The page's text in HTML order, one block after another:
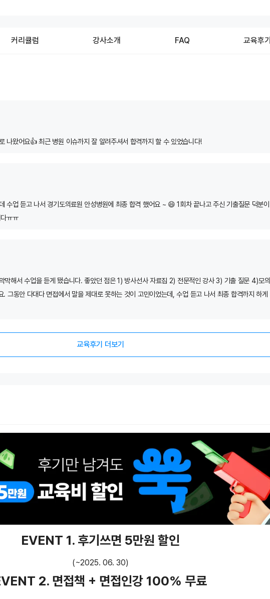
커리큘럼 강사소개 FAQ 교육후기
나왔어요👍 최근 병원 이슈까지 잘 알려주셔서 합격까지 할 수 있었습니다!
수업 듣고 나서 경기도의료원 안성병원에 최종 합격 했어요 ~ 😄 1회차 끝나고 주신 기출질문 덕분이
ㅠㅠ
막해서 수업을 듣게 됐습니다. 좋았던 점은 1) 방사선사 자료집 2) 전문적인 강사 3) 기출 질문 4)모의
. 그동안 다대다 면접에서 말을 제대로 못하는 것이 고민이었는데, 수업 듣고 나서 최종 합격까지 하게
교육후기 더보기
EVENT 1. 후기쓰면 5만원 할인
(~2025. 06. 30)
2. 면접책 + 면접인강 100% 무료